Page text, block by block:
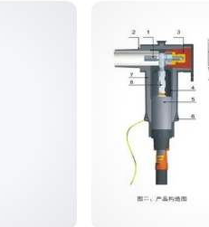
要应
二、
接口
借锁
常出
工业